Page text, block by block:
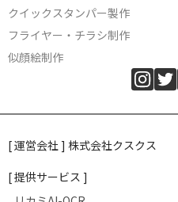
クイックスタンパー製作
フライヤー・チラシ制作
似顔絵制作
[ 運営会社 ] 株式会社クスクス
[ 提供サービス ]